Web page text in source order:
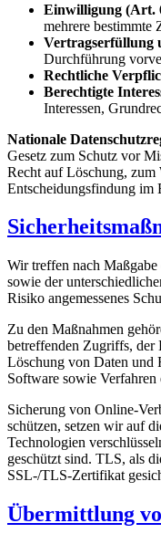
Einwilligung (Art.
mehrere bestimmte
Vertragserfüllung
Durchführung
Rechtliche
Berechtigte
Interessen,
Nationale
Gesetz zum Schutz vor
Recht auf Löschung, zum
Entscheidungsfindung im
Wir treffen nach
sowie der
Risiko angemessenes
Zu den Maßnahmen
betreffenden Zugriffs, der
Löschung von Daten und
Software sowie Verfahren
Sicherung von Online-
schützen, setzen wir auf
Technologien
geschützt sind. TLS, als
SSL-/TLS-Zertifikat
Übermittlung